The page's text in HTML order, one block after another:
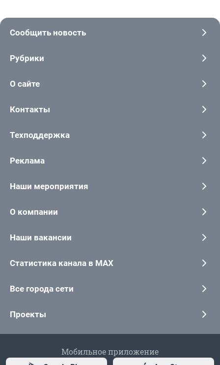
Сообщить новость
Рубрики
О сайте
Контакты
Техподдержка
Реклама
Наши мероприятия
О компании
Наши вакансии
Статистика канала в MAX
Все города сети
Проекты
Мобильное приложение